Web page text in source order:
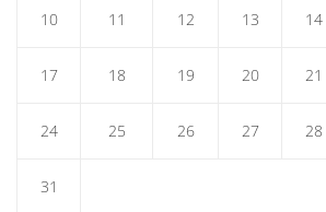
10 11 12 13 14
17 18 19 20 21
24 25 26 27 28
31